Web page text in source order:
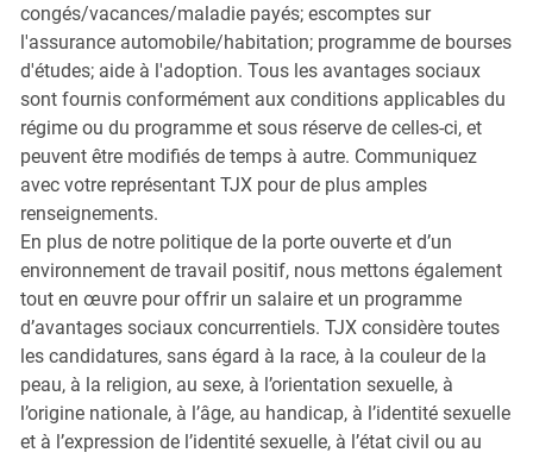
congés/vacances/maladie payés; escomptes sur
l'assurance automobile/habitation; programme de bourses
d'études; aide à l'adoption. Tous les avantages sociaux
sont fournis conformément aux conditions applicables du
régime ou du programme et sous réserve de celles-ci, et
peuvent être modifiés de temps à autre. Communiquez
avec votre représentant TJX pour de plus amples
renseignements.
En plus de notre politique de la porte ouverte et d’un
environnement de travail positif, nous mettons également
tout en œuvre pour offrir un salaire et un programme
d’avantages sociaux concurrentiels. TJX considère toutes
les candidatures, sans égard à la race, à la couleur de la
peau, à la religion, au sexe, à l’orientation sexuelle, à
l’origine nationale, à l’âge, au handicap, à l’identité sexuelle
et à l’expression de l’identité sexuelle, à l’état civil ou au